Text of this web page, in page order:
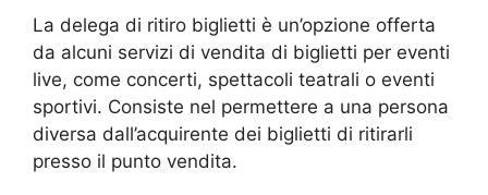
La delega di ritiro biglietti è un’opzione offerta
da alcuni servizi di vendita di biglietti per eventi
live, come concerti, spettacoli teatrali o eventi
sportivi. Consiste nel permettere a una persona
diversa dall’acquirente dei biglietti di ritirarli
presso il punto vendita.